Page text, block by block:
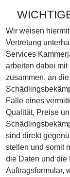
Wir weisen
Vertretung
Services
arbeiten dabei
zusammen, an
Falle eines
Qualität, Preise
sind direkt
stellen und somit
die Daten und die
Auftragsformular,